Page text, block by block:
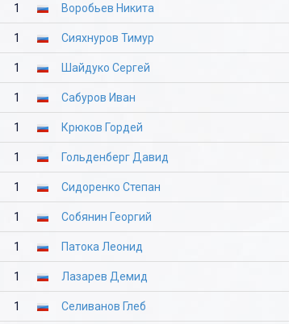
1 Воробьев Никита
1 Сияхнуров Тимур
1 Шайдуко Сергей
1 Сабуров Иван
1 Крюков Гордей
1 Гольденберг Давид
1 Сидоренко Степан
1 Собянин Георгий
1 Патока Леонид
1 Лазарев Демид
1 Селиванов Глеб